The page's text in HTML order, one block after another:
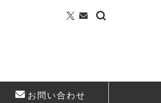
お問い合わせ